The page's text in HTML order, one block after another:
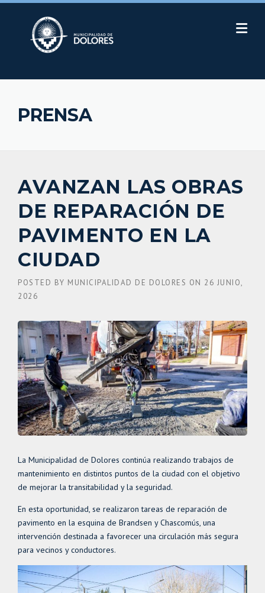
Skip
PRENSA
AVANZAN LAS OBRAS
DE REPARACIÓN DE
PAVIMENTO EN LA
CIUDAD
POSTED BY MUNICIPALIDAD DE DOLORES ON 26 JUNIO,
2026
La Municipalidad de Dolores continúa realizando trabajos de
mantenimiento en distintos puntos de la ciudad con el objetivo
de mejorar la transitabilidad y la seguridad.
En esta oportunidad, se realizaron tareas de reparación de
pavimento en la esquina de Brandsen y Chascomús, una
intervención destinada a favorecer una circulación más segura
para vecinos y conductores.